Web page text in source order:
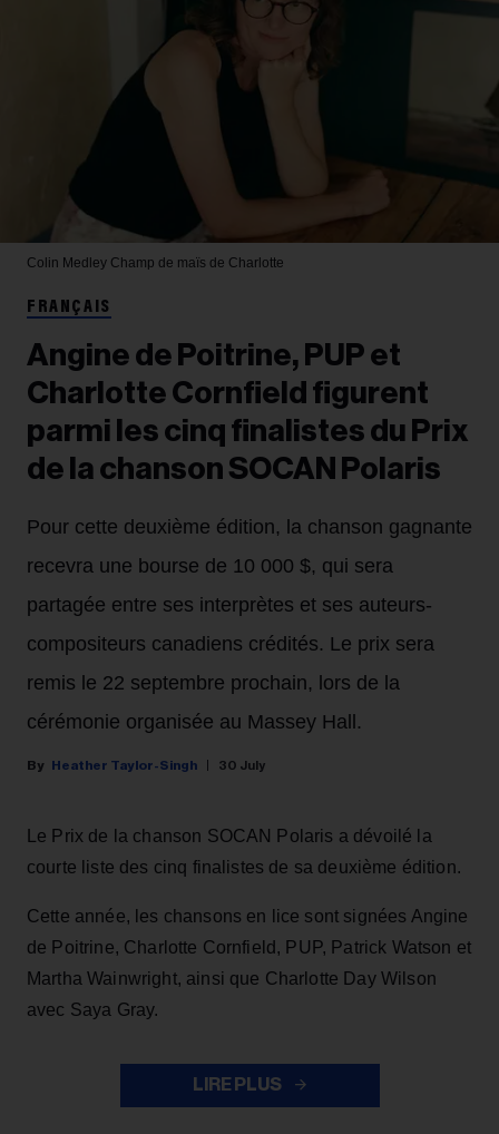
Colin Medley Champ de maïs de Charlotte
FRANÇAIS
Angine de Poitrine, PUP et
Charlotte Cornfield figurent
parmi les cinq finalistes du Prix
de la chanson SOCAN Polaris
Pour cette deuxième édition, la chanson gagnante
recevra une bourse de 10 000 $, qui sera
partagée entre ses interprètes et ses auteurs-
compositeurs canadiens crédités. Le prix sera
remis le 22 septembre prochain, lors de la
cérémonie organisée au Massey Hall.
Heather Taylor-Singh 30 July
Le Prix de la chanson SOCAN Polaris a dévoilé la
courte liste des cinq finalistes de sa deuxième édition.
Cette année, les chansons en lice sont signées Angine
de Poitrine, Charlotte Cornfield, PUP, Patrick Watson et
Martha Wainwright, ainsi que Charlotte Day Wilson
avec Saya Gray.
LIRE PLUS